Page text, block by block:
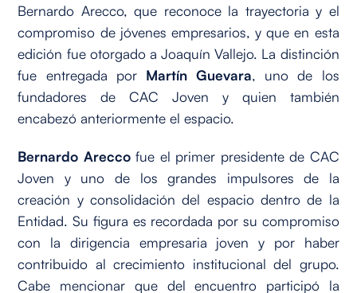
Bernardo Arecco, que reconoce la trayectoria y el
compromiso de jóvenes empresarios, y que en esta
edición fue otorgado a Joaquín Vallejo. La distinción
fue entregada por Martín Guevara, uno de los
fundadores de CAC Joven y quien también
encabezó anteriormente el espacio.
Bernardo Areccofue el primer presidente de CAC
Joven y uno de los grandes impulsores de la
creación y consolidación del espacio dentro de la
Entidad. Su figura es recordada por su compromiso
con la dirigencia empresaria joven y por haber
contribuido al crecimiento institucional del grupo.
Cabe mencionar que del encuentro participó la